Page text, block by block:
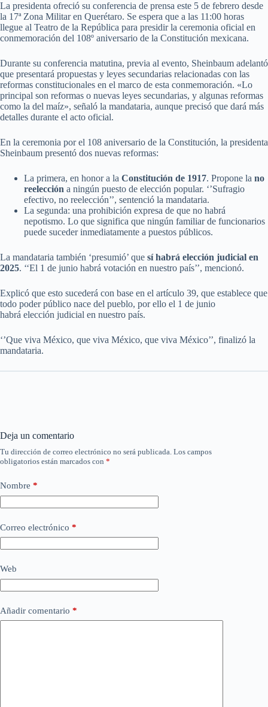
La presidenta ofreció su conferencia de prensa este 5 de febrero desde
la 17ª Zona Militar en Querétaro. Se espera que a las 11:00 horas
llegue al Teatro de la República para presidir la ceremonia oficial en
conmemoración del 108º aniversario de la Constitución mexicana.
Durante su conferencia matutina, previa al evento, Sheinbaum adelantó
que presentará propuestas y leyes secundarias relacionadas con las
reformas constitucionales en el marco de esta conmemoración. «Lo
principal son reformas o nuevas leyes secundarias, y algunas reformas
como la del maíz», señaló la mandataria, aunque precisó que dará más
detalles durante el acto oficial.
En la ceremonia por el 108 aniversario de la Constitución, la presidenta
Sheinbaum presentó dos nuevas reformas:
La primera, en honor a la Constitución de 1917. Propone la no
reelección a ningún puesto de elección popular. ‘’Sufragio
efectivo, no reelección’’, sentenció la mandataria.
La segunda: una prohibición expresa de que no habrá
nepotismo. Lo que significa que ningún familiar de funcionarios
puede suceder inmediatamente a puestos públicos.
La mandataria también ‘presumió’ que sí habrá elección judicial en
2025. ‘‘El 1 de junio habrá votación en nuestro país’’, mencionó.
Explicó que esto sucederá con base en el artículo 39, que establece que
todo poder público nace del pueblo, por ello el 1 de junio
habrá elección judicial en nuestro país.
‘’Que viva México, que viva México, que viva México’’, finalizó la
mandataria.
Deja un comentario
Tu dirección de correo electrónico no será publicada. Los campos
obligatorios están marcados con *
Nombre *
Correo electrónico *
Web
Añadir comentario *